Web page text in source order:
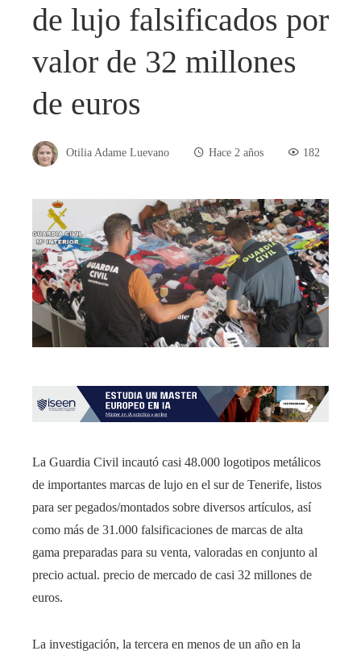
de lujo falsificados por
valor de 32 millones
de euros
Otilia Adame Luevano Hace 2 años 182
La Guardia Civil incautó casi 48.000 logotipos metálicos
de importantes marcas de lujo en el sur de Tenerife, listos
para ser pegados/montados sobre diversos artículos, así
como más de 31.000 falsificaciones de marcas de alta
gama preparadas para su venta, valoradas en conjunto al
precio actual. precio de mercado de casi 32 millones de
euros.
La investigación, la tercera en menos de un año en la